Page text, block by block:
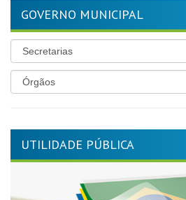
GOVERNO MUNICIPAL
UTILIDADE PÚBLICA